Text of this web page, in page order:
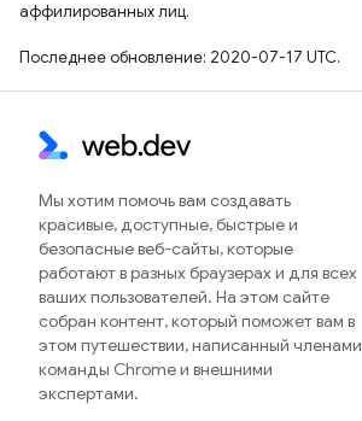
аффилированных лиц.
Последнее обновление: 2020-07-17 UTC.
Мы хотим помочь вам создавать
красивые, доступные, быстрые и
безопасные веб-сайты, которые
работают в разных браузерах и для всех
ваших пользователей. На этом сайте
собран контент, который поможет вам в
этом путешествии, написанный членами
команды Chrome и внешними
экспертами.